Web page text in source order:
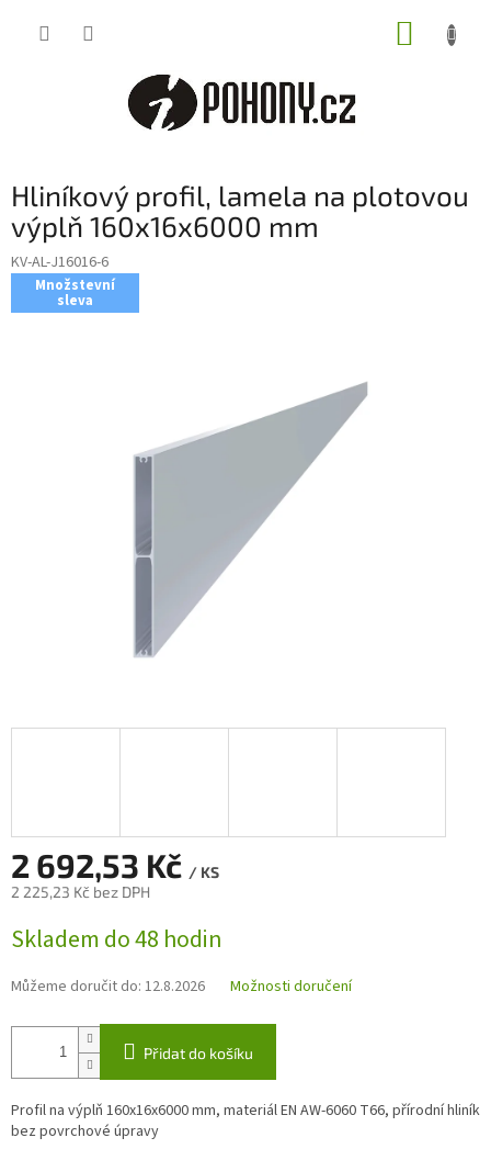
Hliníkový profil, lamela na plotovou
výplň 160x16x6000 mm
KV-AL-J16016-6
Množstevní
sleva
2 692,53 Kč / KS
2 225,23 Kč bez DPH
cena:
Skladem do 48 hodin
Můžeme doručit do: 12.8.2026 Možnosti doručení
Přidat do košíku
Profil na výplň 160x16x6000 mm, materiál EN AW-6060 T66, přírodní hliník
bez povrchové úpravy